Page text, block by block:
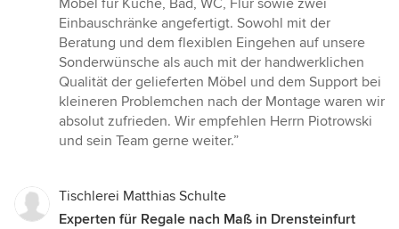
von
5
Sternen
Einbauschränke angefertigt. Sowohl mit der
Beratung und dem flexiblen Eingehen auf unsere
Sonderwünsche als auch mit der handwerklichen
Qualität der gelieferten Möbel und dem Support bei
kleineren Problemchen nach der Montage waren wir
absolut zufrieden. Wir empfehlen Herrn Piotrowski
und sein Team gerne weiter.”
Tischlerei Matthias Schulte
Experten für Regale nach Maß in Drensteinfurt